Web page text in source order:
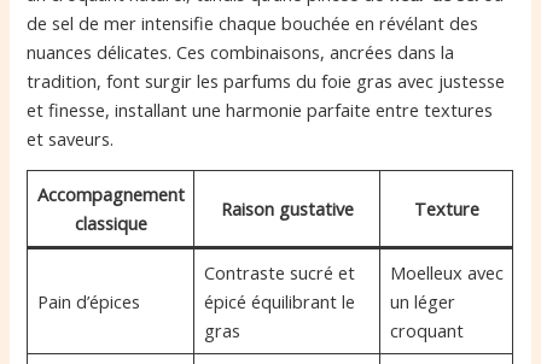
de sel de mer intensifie chaque bouchée en révélant des
nuances délicates. Ces combinaisons, ancrées dans la
tradition, font surgir les parfums du foie gras avec justesse
et finesse, installant une harmonie parfaite entre textures
et saveurs.
Accompagnement
classique
Raison gustative Texture
Pain d’épices
Contraste sucré et
épicé équilibrant le
gras
Moelleux avec
un léger
croquant